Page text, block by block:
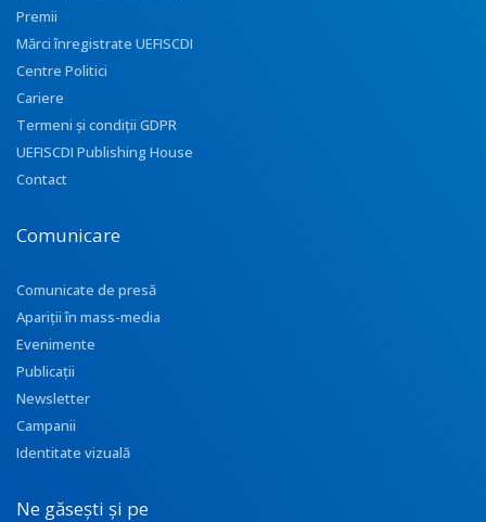
Premii
Mărci înregistrate UEFISCDI
Centre Politici
Cariere
Termeni și condiții GDPR
UEFISCDI Publishing House
Contact
Comunicare
Comunicate de presă
Apariţii în mass-media
Evenimente
Publicații
Newsletter
Campanii
Identitate vizuală
Ne găsești și pe